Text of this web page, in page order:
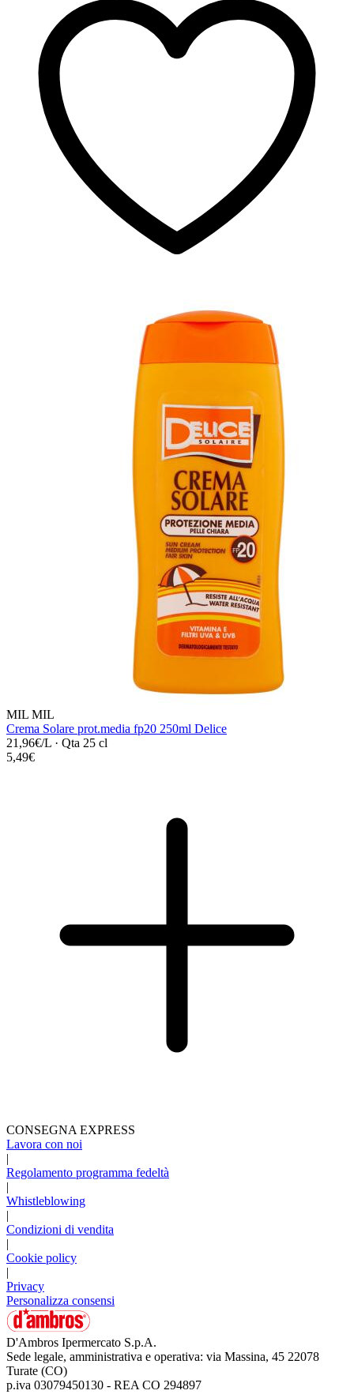
MIL MIL
Crema Solare prot.media fp20 250ml Delice
21,96€/L · Qta 25 cl
5,49€
CONSEGNA EXPRESS
Lavora con noi
|
Regolamento programma fedeltà
|
Whistleblowing
|
Condizioni di vendita
|
Cookie policy
|
Privacy
Personalizza consensi
D'Ambros Ipermercato S.p.A.
Sede legale, amministrativa e operativa: via Massina, 45 22078
Turate (CO)
p.iva 03079450130 - REA CO 294897